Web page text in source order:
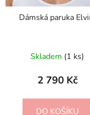
Dámská paruka
Skladem (1 ks)
2 790 Kč
DO KOŠÍKU